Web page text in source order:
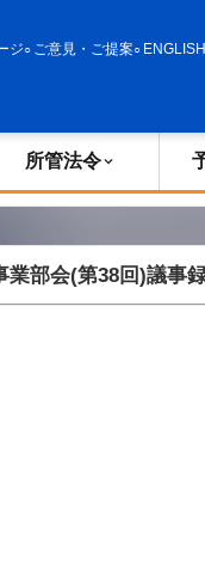
ジ ご意見・ご提案
所管法令
業部会(第38回)議事